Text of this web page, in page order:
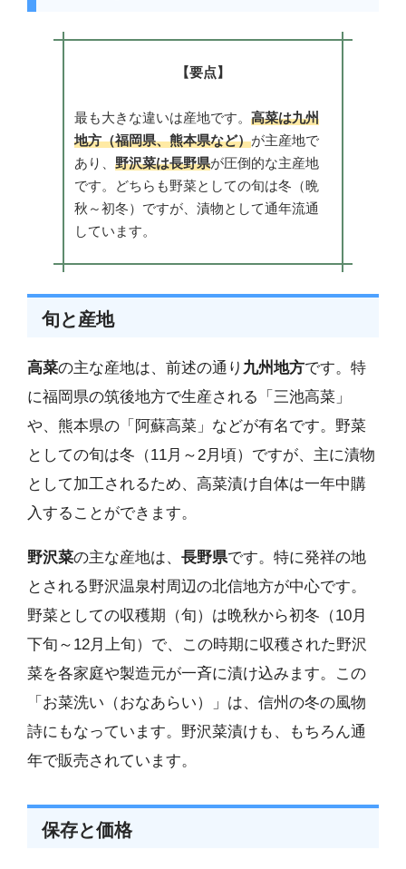
【要点】
最も大きな違いは産地です。 高菜は九州
地方（福岡県、熊本県など）が主産地で
あり、 野沢菜は長野県が圧倒的な主産地
です。どちらも野菜としての旬は冬（晩
秋～初冬）ですが、漬物として通年流通
しています。
旬と産地
高菜の主な産地は、前述の通り 九州地方です。特
に福岡県の筑後地方で生産される「三池高菜」
や、熊本県の「阿蘇高菜」などが有名です。野菜
としての旬は冬（11月～2月頃）ですが、主に漬物
として加工されるため、高菜漬け自体は一年中購
入することができます。
野沢菜の主な産地は、 長野県です。特に発祥の地
とされる野沢温泉村周辺の北信地方が中心です。
野菜としての収穫期（旬）は晩秋から初冬（10月
下旬～12月上旬）で、この時期に収穫された野沢
菜を各家庭や製造元が一斉に漬け込みます。この
「お菜洗い（おなあらい）」は、信州の冬の風物
詩にもなっています。野沢菜漬けも、もちろん通
年で販売されています。
保存と価格